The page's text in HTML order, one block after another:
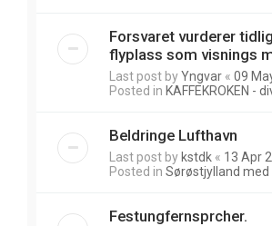
Forsvaret vurderer
flyplass som visnings
Last post byYngvar « 09
Posted in KAFFEKROKEN -
Beldringe Lufthavn
Last post by kstdk « 13 Apr
Posted in Sørøstjylland med
Festungfernsprcher.